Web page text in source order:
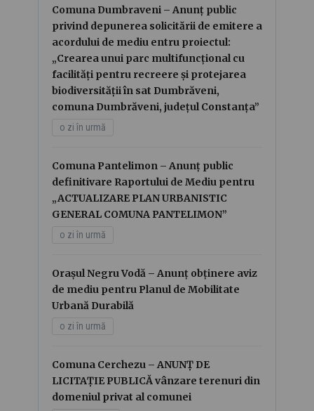
Comuna Dumbraveni – Anunț public
privind depunerea solicitării de emitere a
acordului de mediu entru proiectul:
„Crearea unui parc multifuncțional cu
facilități pentru recreere și protejarea
biodiversității în sat Dumbrăveni,
comuna Dumbrăveni, județul Constanța”
o zi în urmă
Comuna Pantelimon – Anunț public
definitivare Raportului de Mediu pentru
„ACTUALIZARE PLAN URBANISTIC
GENERAL COMUNA PANTELIMON”
o zi în urmă
Orașul Negru Vodă – Anunț obținere aviz
de mediu pentru Planul de Mobilitate
Urbană Durabilă
o zi în urmă
Comuna Cerchezu – ANUNȚ DE
LICITAȚIE PUBLICĂ vânzare terenuri din
domeniul privat al comunei